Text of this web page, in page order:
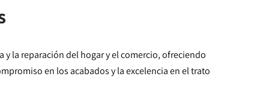
y la reparación del hogar y el comercio, ofreciendo
en los acabados y la excelencia en el trato